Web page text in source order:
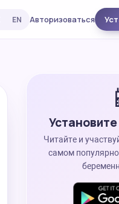
EN Авторизоваться
Читайте и
самом